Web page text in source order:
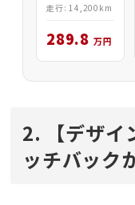
走行: 14,200km
289.8 万円
2. 【デザイ
ッチバック